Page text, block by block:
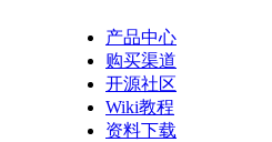
产品中心
购买渠道
开源社区
Wiki教程
资料下载